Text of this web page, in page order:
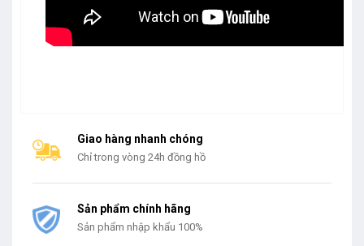
Giao hàng nhanh chóng
Chỉ trong vòng 24h đồng hồ
Sản phẩm chính hãng
Sản phẩm nhập khẩu 100%